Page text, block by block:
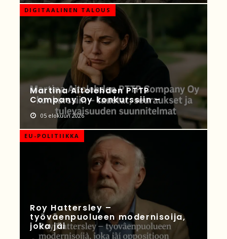
DIGITAALINEN TALOUS
Martina Aitolehden PTTP
Company Oy konkurssiin –
05 elokuun 2026
EU-POLITIIKKA
Roy Hattersley –
työväenpuolueen modernisoija,
joka jäi